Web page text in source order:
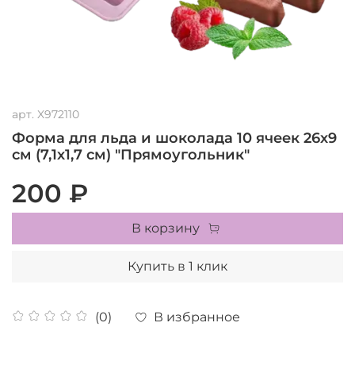
арт. X972110
Форма для льда и шоколада 10 ячеек 26х9
см (7,1х1,7 см) "Прямоугольник"
(0) В избранное
200 ₽
В корзину
Купить в 1 клик